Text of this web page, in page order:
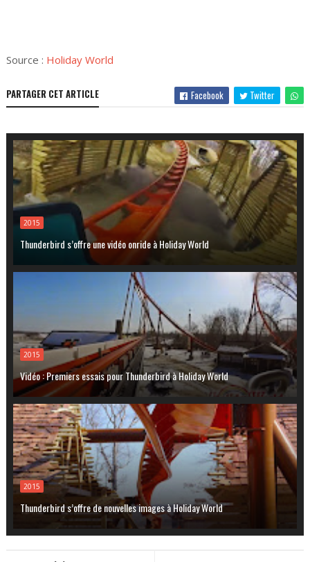
Source : Holiday World
PARTAGER CET ARTICLE Facebook Twitter
2015
Thunderbird s’offre une vidéo onride à Holiday World
2015
Vidéo : Premiers essais pour Thunderbird à Holiday World
2015
Thunderbird s’offre de nouvelles images à Holiday World